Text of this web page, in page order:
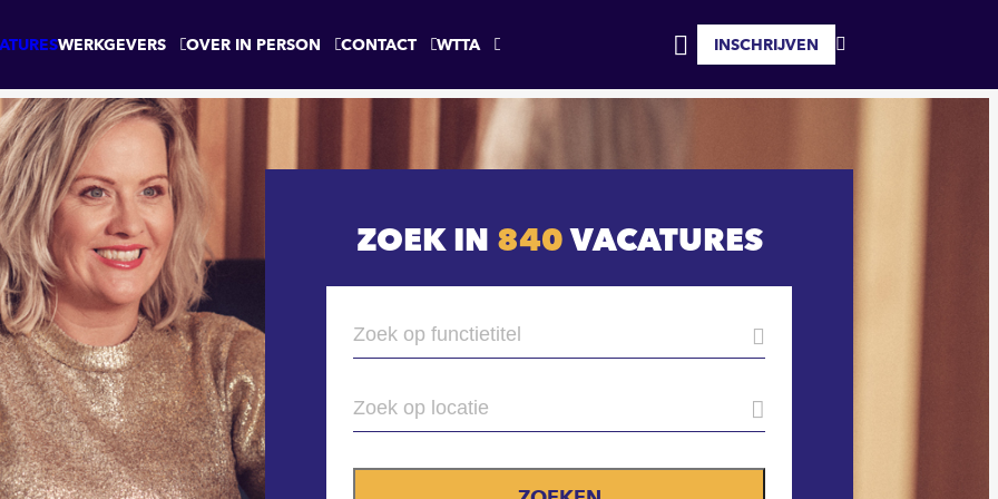
WERKGEVERS OVER IN PERSON CONTACT WTTA
MIJN
INSCHRIJVEN
ZOEK IN 840VACATURES